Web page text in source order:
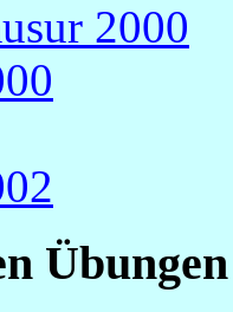
2000
Übungen